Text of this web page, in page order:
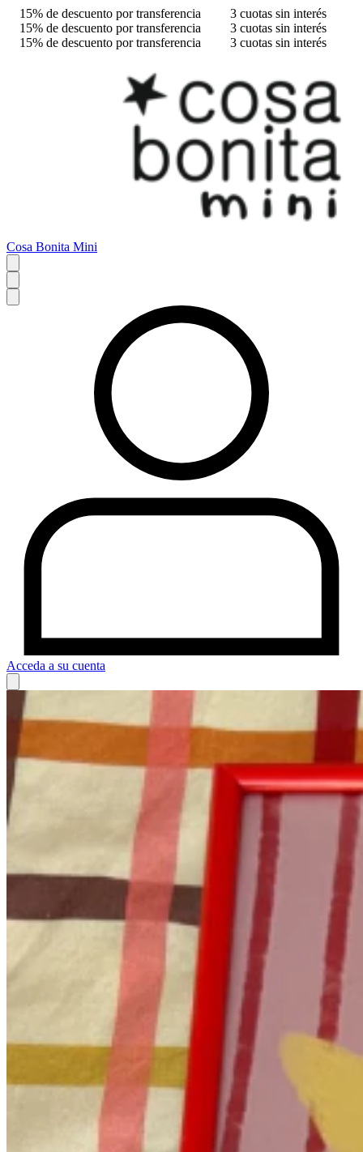
15% de descuento por transferencia
3 cuotas sin interés
15% de descuento por transferencia
3 cuotas sin interés
15% de descuento por transferencia
3 cuotas sin interés
Cosa Bonita Mini
Acceda a su cuenta